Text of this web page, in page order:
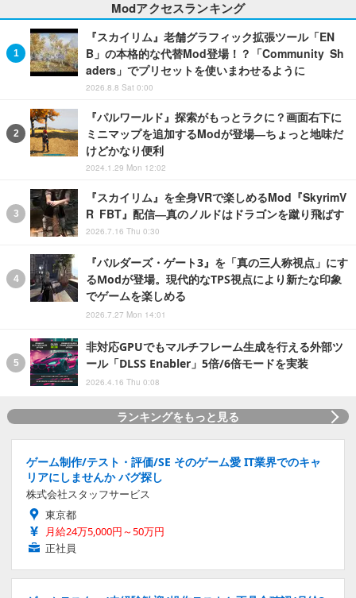
Modアクセスランキング
『スカイリム』老舗グラフィック拡張ツール「EN
B」の本格的な代替Mod登場！？「Community Sh
aders」でプリセットを使いまわせるように
2026.8.8 Sat 0:00
『パルワールド』探索がもっとラクに？画面右下に
ミニマップを追加するModが登場―ちょっと地味だ
けどかなり便利
2024.1.29 Mon 12:02
『スカイリム』を全身VRで楽しめるMod『SkyrimV
R FBT』配信―真のノルドはドラゴンを蹴り飛ばす
2026.7.16 Thu 0:30
『バルダーズ・ゲート3』を「真の三人称視点」にす
るModが登場。現代的なTPS視点により新たな印象
でゲームを楽しめる
2026.7.27 Mon 14:01
非対応GPUでもマルチフレーム生成を行える外部ツ
ール「DLSS Enabler」5倍/6倍モードを実装
2026.4.16 Thu 0:08
ランキングをもっと見る
ゲーム制作/テスト・評価/SE そのゲーム愛 IT業界でのキャ
リアにしませんか バグ探し
株式会社スタッフサービス
東京都
月給24万5,000円～50万円
正社員